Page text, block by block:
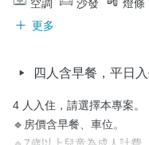
空調
沙發 燈條
更多
四人含早餐，平日
4 人入住，請選擇本專案。
🔹房價含早餐、車位。